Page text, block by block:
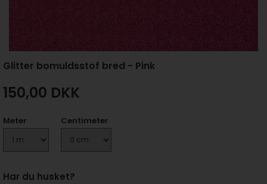
Glitter bomuldsstof bred - Pink
150,00 DKK
Meter Centimeter
Har du husket?